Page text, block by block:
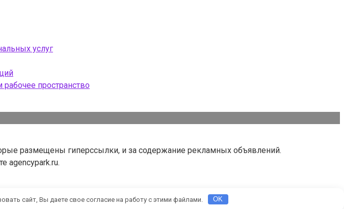
услуг
пространство
размещены гиперссылки, и за содержание рекламных объявлений.
agencypark.ru.
сайт, Вы даете свое согласие на работу с этими файлами. OK